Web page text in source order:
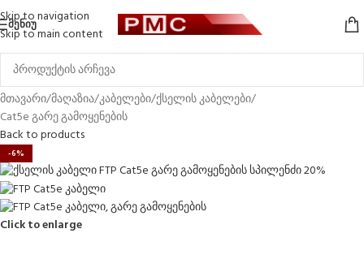
Skip to navigation
Skip to main content
ᲛᲔᲜᲘᲣ
მთავარი/მაღაზია/კაბელები/ქსელის კაბელები/
Cat5e გარე გამოყენების
Back to products
-6%
Click to enlarge